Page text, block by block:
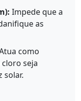
Impede que a
as
como
seja
solar.